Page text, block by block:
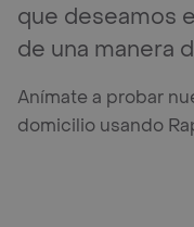
que deseamos
de una manera
Anímate a probar
domicilio usando